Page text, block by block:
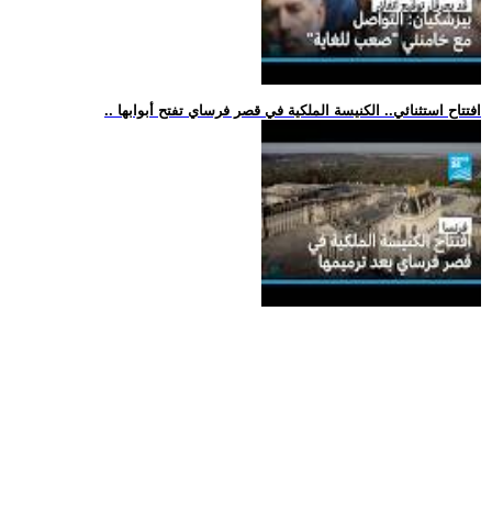
.. افتتاح استثنائي.. الكنيسة الملكية في قصر فرساي تفتح أبوابها